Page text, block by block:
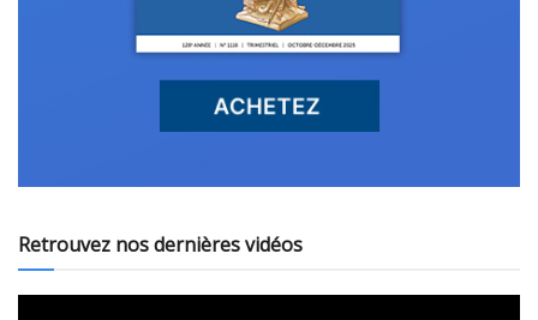
Retrouvez nos dernières vidéos